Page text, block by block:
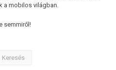
a mobilos világban.
semmiről!